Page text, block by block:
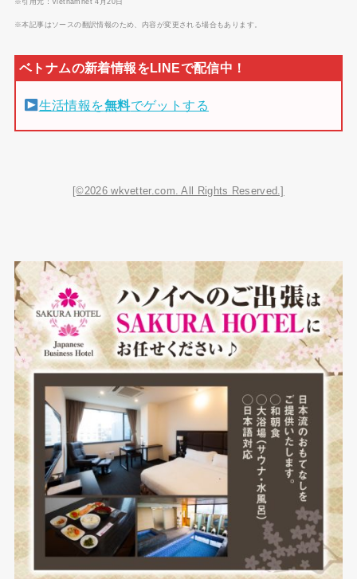
※引用元：Vietnamnet 4月20日
※本記事はソースの翻訳情報のため、内容が変更される場合もあります。
生活情報を無料でゲットする
[©2026 wkvetter.com. All Rights Reserved.]